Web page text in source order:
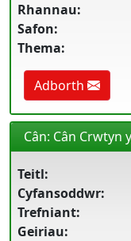
Rhannau:
Safon:
Thema:
Adborth
Cân: Cân Crwtyn
Teitl:
Cyfansoddwr:
Trefniant:
Geiriau: